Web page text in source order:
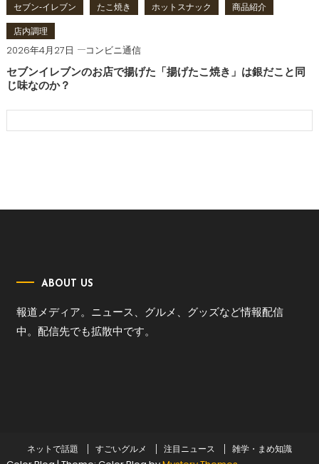
セブン‐イレブン
たこ焼き ホットスナック
商品紹介
店内調理
2026年4月27日 コンビニ通信
セブンイレブンのお店で揚げた「揚げたこ焼き」は銀だこと同
じ味なのか？
ABOUT US
報道メディア。ニュース、グルメ、グッズなど情報配信
中。配信先でも拡散中です。
ネットで話題 すごいグルメ 注目ニュース 雑学・まめ知識